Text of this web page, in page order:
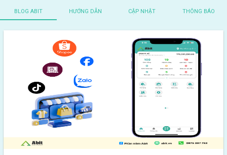
BLOG ABIT HƯỚNG DẪN CẬP NHẬT THÔNG BÁO